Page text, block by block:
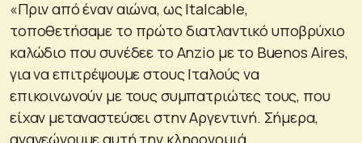
«Πριν από έναν αιώνα, ως Italcable,
τοποθετήσαμε το πρώτο διατλαντικό υποβρύχιο
καλώδιο που συνέδεε το Anzio με το Buenos Aires,
για να επιτρέψουμε στους Ιταλούς να
επικοινωνούν με τους συμπατριώτες τους, που
είχαν μεταναστεύσει στην Αργεντινή. Σήμερα,
ανανεώνουμε αυτή την κληρονομιά